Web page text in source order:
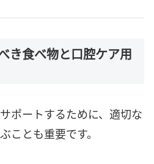
き食べ物と口腔ケア用
ポートするために、適切な
ことも重要です。